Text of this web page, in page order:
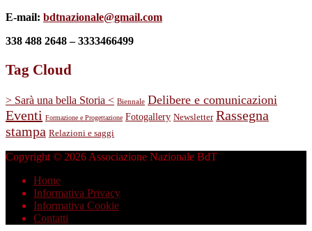
E-mail: bdtnazionale@gmail.com
338 488 2648 – 3333466499
Tag Cloud
> Sarà una bella Storia < Biennale Delibere e comunicazioni
Eventi Formazione e Progettazione Fotogallery Newsletter Rassegna
stampa Relazioni e saggi
Copyright © 2026 Associazione Nazionale BdT
Home
Informativa Privacy
Informativa Cookie
Contatti